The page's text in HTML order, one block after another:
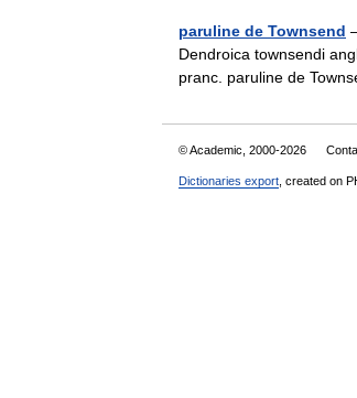
paruline de Townsend
Dendroica townsendi
pranc. paruline de
© Academic, 2000-2026
Dictionaries export , created on